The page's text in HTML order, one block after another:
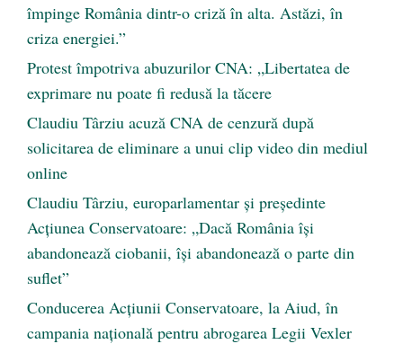
împinge România dintr-o criză în alta. Astăzi, în
criza energiei.”
Protest împotriva abuzurilor CNA: „Libertatea de
exprimare nu poate fi redusă la tăcere
Claudiu Târziu acuză CNA de cenzură după
solicitarea de eliminare a unui clip video din mediul
online
Claudiu Târziu, europarlamentar și președinte
Acțiunea Conservatoare: „Dacă România își
abandonează ciobanii, își abandonează o parte din
suflet”
Conducerea Acțiunii Conservatoare, la Aiud, în
campania națională pentru abrogarea Legii Vexler